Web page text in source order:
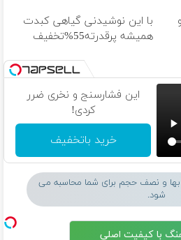
با این نوشیدنی گیاهی کبدت
همیشه پرقدرته55%تخفیف
این فشارسنج و نخری ضرر
کردی!
خرید باتخفیف
بها و نصف حجم برای شما محاسبه می
شود.
با کیفیت اصلی